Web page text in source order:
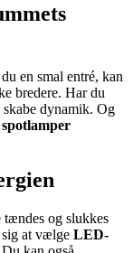
en smal entré, kan
bredere. Har du
skabe dynamik. Og
spotlamper
tændes og slukkes
sig at vælge LED-